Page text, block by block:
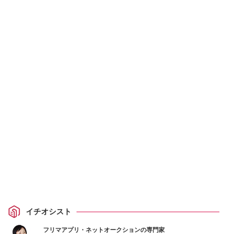
イチオシスト
フリマアプリ・ネットオークションの専門家